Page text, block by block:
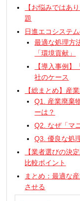
【お悩みではあ
題
日進エコシステ
最適な処理方
「環境貢献」
【導入事例
社のケース
【総まとめ】産
Q1. 産業廃棄
ーは？
Q2. なぜ「マ
Q3. 優良な処
【業者選びの決
比較ポイント
まとめ：最適な
させる